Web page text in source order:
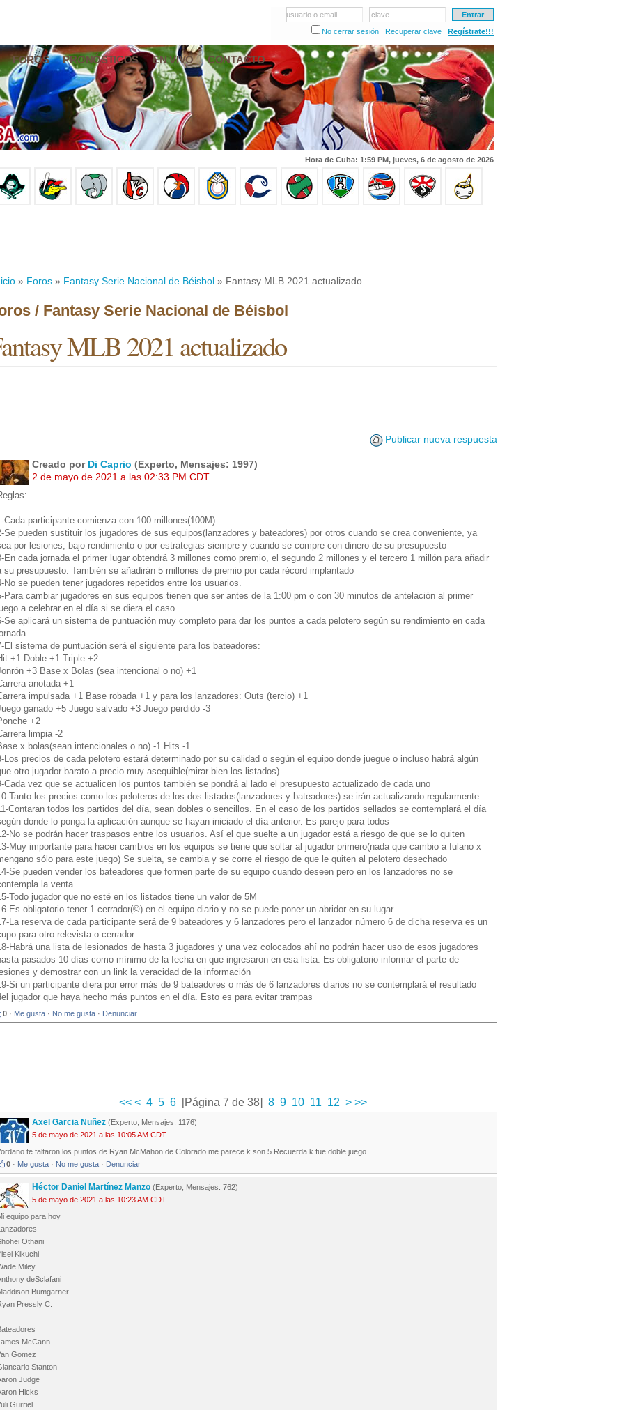
usuario o email
clave
No cerrar sesión
Recuperar clave Regístrate!!!
FOROS PRONÓSTICOS EN VIVO CONTACTO
Hora de Cuba: 1:59 PM, jueves, 6 de agosto de 2026
» Foros » Fantasy Serie Nacional de Béisbol » Fantasy MLB 2021 actualizado
/ Fantasy Serie Nacional de Béisbol
MLB 2021 actualizado
Publicar nueva respuesta
Creado por Di Caprio (Experto, Mensajes: 1997)
2 de mayo de 2021 a las 02:33 PM CDT
Cada participante comienza con 100 millones(100M)
Se pueden sustituir los jugadores de sus equipos(lanzadores y bateadores) por otros cuando se crea conveniente, ya
por lesiones, bajo rendimiento o por estrategias siempre y cuando se compre con dinero de su presupuesto
En cada jornada el primer lugar obtendrá 3 millones como premio, el segundo 2 millones y el tercero 1 millón para añadir
su presupuesto. También se añadirán 5 millones de premio por cada récord implantado
No se pueden tener jugadores repetidos entre los usuarios.
Para cambiar jugadores en sus equipos tienen que ser antes de la 1:00 pm o con 30 minutos de antelación al primer
a celebrar en el día si se diera el caso
Se aplicará un sistema de puntuación muy completo para dar los puntos a cada pelotero según su rendimiento en cada
El sistema de puntuación será el siguiente para los bateadores:
+1 Doble +1 Triple +2
+3 Base x Bolas (sea intencional o no) +1
anotada +1
impulsada +1 Base robada +1 y para los lanzadores: Outs (tercio) +1
ganado +5 Juego salvado +3 Juego perdido -3
+2
limpia -2
x bolas(sean intencionales o no) -1 Hits -1
Los precios de cada pelotero estará determinado por su calidad o según el equipo donde juegue o incluso habrá algún
otro jugador barato a precio muy asequible(mirar bien los listados)
Cada vez que se actualicen los puntos también se pondrá al lado el presupuesto actualizado de cada uno
Tanto los precios como los peloteros de los dos listados(lanzadores y bateadores) se irán actualizando regularmente.
Contaran todos los partidos del día, sean dobles o sencillos. En el caso de los partidos sellados se contemplará el día
donde lo ponga la aplicación aunque se hayan iniciado el día anterior. Es parejo para todos
No se podrán hacer traspasos entre los usuarios. Así el que suelte a un jugador está a riesgo de que se lo quiten
Muy importante para hacer cambios en los equipos se tiene que soltar al jugador primero(nada que cambio a fulano x
sólo para este juego) Se suelta, se cambia y se corre el riesgo de que le quiten al pelotero desechado
Se pueden vender los bateadores que formen parte de su equipo cuando deseen pero en los lanzadores no se
la venta
Todo jugador que no esté en los listados tiene un valor de 5M
Es obligatorio tener 1 cerrador(©) en el equipo diario y no se puede poner un abridor en su lugar
La reserva de cada participante será de 9 bateadores y 6 lanzadores pero el lanzador número 6 de dicha reserva es un
para otro relevista o cerrador
Habrá una lista de lesionados de hasta 3 jugadores y una vez colocados ahí no podrán hacer uso de esos jugadores
pasados 10 días como mínimo de la fecha en que ingresaron en esa lista. Es obligatorio informar el parte de
y demostrar con un link la veracidad de la información
Si un participante diera por error más de 9 bateadores o más de 6 lanzadores diarios no se contemplará el resultado
jugador que haya hecho más puntos en el día. Esto es para evitar trampas
0 · Me gusta · No me gusta · Denunciar
<< < 4 5 6 [Página 7 de 38] 8 9 10 11 12 > >>
Axel Garcia Nuñez (Experto, Mensajes: 1176)
5 de mayo de 2021 a las 10:05 AM CDT
te faltaron los puntos de Ryan McMahon de Colorado me parece k son 5 Recuerda k fue doble juego
0 · Me gusta · No me gusta · Denunciar
Héctor Daniel Martínez Manzo (Experto, Mensajes: 762)
5 de mayo de 2021 a las 10:23 AM CDT
equipo para hoy
Othani
Kikuchi
Miley
deSclafani
Bumgarner
Pressly C.
McCann
Gomez
Stanton
Judge
Hicks
Gurriel